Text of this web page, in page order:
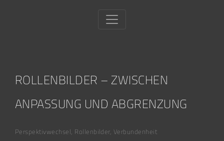
ROLLENBILDER – ZWISCHEN
ANPASSUNG UND ABGRENZUNG
Perspektivwechsel, Rollenbilder, Verbundenheit